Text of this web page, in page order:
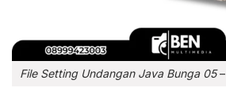
File Setting Undangan Java Bunga 05–